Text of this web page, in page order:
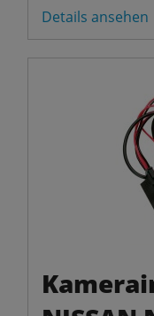
Details ansehen